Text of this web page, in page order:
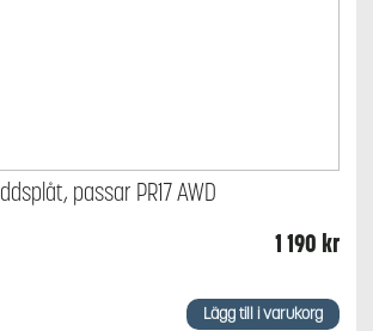
passar PR17 AWD
1 190 kr
Lägg till i varukorg